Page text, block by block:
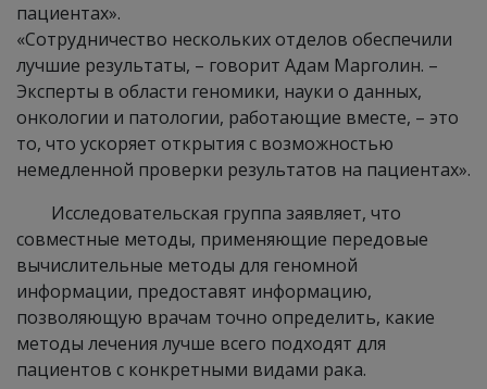
пациентах».
«Сотрудничество нескольких отделов обеспечили
лучшие результаты, – говорит Адам Марголин. –
Эксперты в области геномики, науки о данных,
онкологии и патологии, работающие вместе, – это
то, что ускоряет открытия с возможностью
немедленной проверки результатов на пациентах».
Исследовательская группа заявляет, что
совместные методы, применяющие передовые
вычислительные методы для геномной
информации, предоставят информацию,
позволяющую врачам точно определить, какие
методы лечения лучше всего подходят для
пациентов с конкретными видами рака.